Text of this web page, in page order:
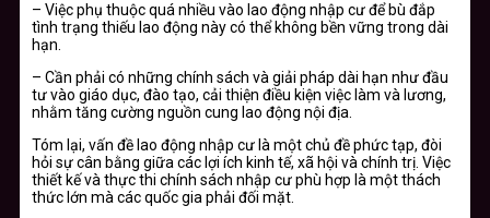
– Việc phụ thuộc quá nhiều vào lao động nhập cư để bù đắp
tình trạng thiếu lao động này có thể không bền vững trong dài
hạn.
– Cần phải có những chính sách và giải pháp dài hạn như đầu
tư vào giáo dục, đào tạo, cải thiện điều kiện việc làm và lương,
nhằm tăng cường nguồn cung lao động nội địa.
Tóm lại, vấn đề lao động nhập cư là một chủ đề phức tạp, đòi
hỏi sự cân bằng giữa các lợi ích kinh tế, xã hội và chính trị. Việc
thiết kế và thực thi chính sách nhập cư phù hợp là một thách
thức lớn mà các quốc gia phải đối mặt.